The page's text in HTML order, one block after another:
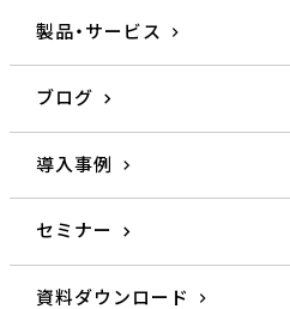
製品・サービス
ブログ
導入事例
セミナー
資料ダウンロード